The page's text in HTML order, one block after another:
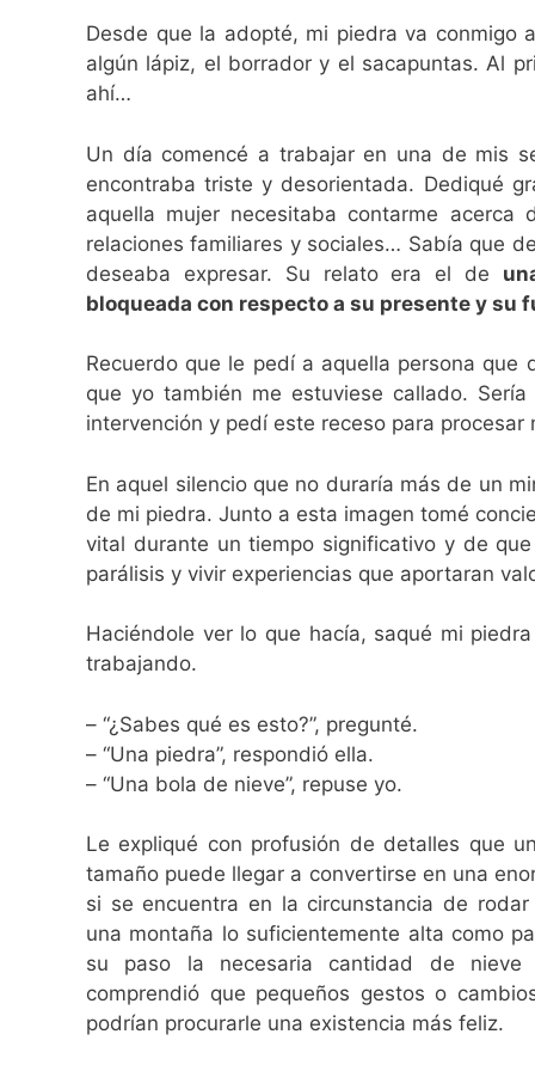
Desde que la adopté, mi piedra va
algún lápiz, el borrador y el sacapuntas. Al
ahí…
Un día comencé a trabajar en una de mis
encontraba triste y desorientada. Dediqué
aquella mujer necesitaba contarme
relaciones familiares y sociales… Sabía que
deseaba expresar. Su relato era el de
bloqueada con respecto a su presente y su
Recuerdo que le pedí a aquella persona que
que yo también me estuviese callado.
intervención y pedí este receso para
En aquel silencio que no duraría más de un
de mi piedra. Junto a esta imagen tomé
vital durante un tiempo significativo y de
parálisis y vivir experiencias que aportaran
Haciéndole ver lo que hacía, saqué mi
trabajando.
– “¿Sabes qué es esto?”, pregunté.
– “Una piedra”, respondió ella.
– “Una bola de nieve”, repuse yo.
Le expliqué con profusión de detalles que
tamaño puede llegar a convertirse en una
si se encuentra en la circunstancia de
una montaña lo suficientemente alta como
su paso la necesaria cantidad de nieve
comprendió que pequeños gestos o
podrían procurarle una existencia más feliz.